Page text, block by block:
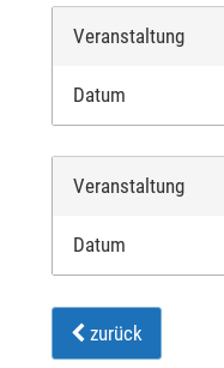
Veranstaltung
Datum
Veranstaltung
Datum
zurück